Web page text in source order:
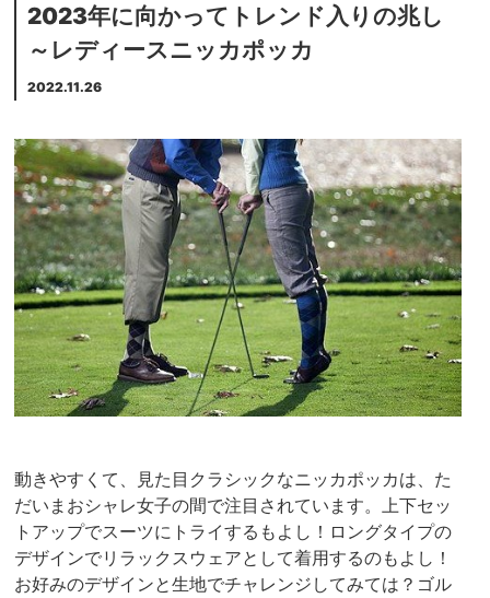
2023年に向かってトレンド入りの兆し
～レディースニッカポッカ
2022.11.26
動きやすくて、見た目クラシックなニッカポッカは、た
だいまおシャレ女子の間で注目されています。上下セッ
トアップでスーツにトライするもよし！ロングタイプの
デザインでリラックスウェアとして着用するのもよし！
お好みのデザインと生地でチャレンジしてみては？ゴル